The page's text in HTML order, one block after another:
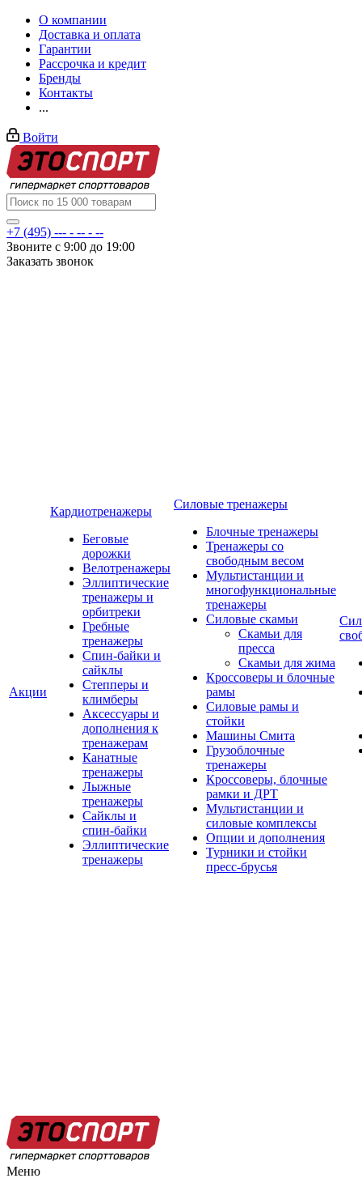
О компании
Доставка и оплата
Гарантии
Рассрочка и кредит
Бренды
Контакты
...
Войти
+7 (495) --- - -- - --
Звоните с 9:00 до 19:00
Заказать звонок
Акции
Кардиотренажеры
Беговые
дорожки
Велотренажеры
Эллиптические
тренажеры и
орбитреки
Гребные
тренажеры
Спин-байки и
сайклы
Степперы и
климберы
Аксессуары и
дополнения к
тренажерам
Канатные
тренажеры
Лыжные
тренажеры
Сайклы и
спин-байки
Эллиптические
тренажеры
Силовые тренажеры
Блочные тренажеры
Тренажеры со
свободным весом
Мультистанции и
многофункциональные
тренажеры
Силовые скамьи
Скамьи для
пресса
Скамьи для жима
Кроссоверы и блочные
рамы
Силовые рамы и
стойки
Машины Смита
Грузоблочные
тренажеры
Кроссоверы, блочные
рамки и ДРТ
Мультистанции и
силовые комплексы
Опции и дополнения
Турники и стойки
пресс-брусья
Меню